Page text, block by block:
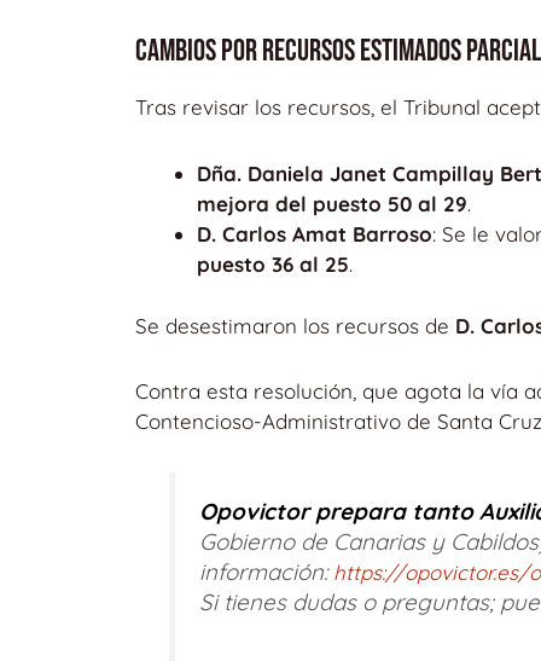
Cambios por recursos estimados
Tras revisar los recursos, el Tribunal
Dña. Daniela Janet Campillay
mejora del puesto 50 al 29.
D. Carlos Amat Barroso: Se le
puesto 36 al 25.
Se desestimaron los recursos de D.
Contra esta resolución, que agota la vía
Contencioso-Administrativo de Santa
Opovictor prepara tanto
Gobierno de Canarias y
información:https://opovictor.es/
Si tienes dudas o preguntas;